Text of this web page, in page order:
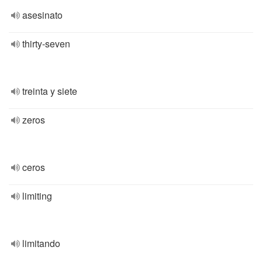
asesinato
thirty-seven
treinta y siete
zeros
ceros
limiting
limitando